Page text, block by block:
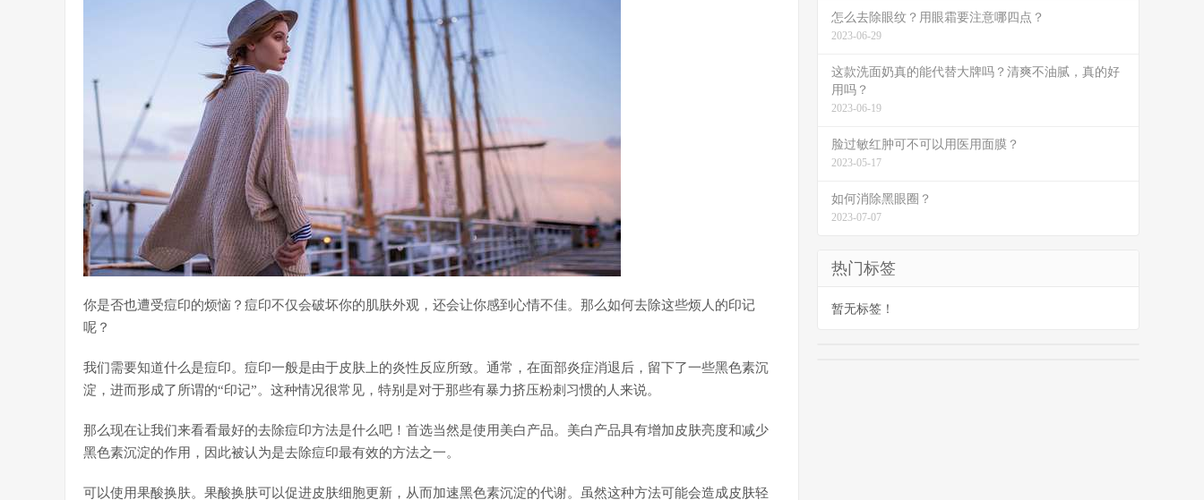
你是否也遭受痘印的烦恼？痘印不仅会破坏你的肌肤外观，还会让你感到心情不佳。那么如何去除这些烦人的印记
呢？
我们需要知道什么是痘印。痘印一般是由于皮肤上的炎性反应所致。通常，在面部炎症消退后，留下了一些黑色素沉
淀，进而形成了所谓的“印记”。这种情况很常见，特别是对于那些有暴力挤压粉刺习惯的人来说。
那么现在让我们来看看最好的去除痘印方法是什么吧！首选当然是使用美白产品。美白产品具有增加皮肤亮度和减少
黑色素沉淀的作用，因此被认为是去除痘印最有效的方法之一。
可以使用果酸换肤。果酸换肤可以促进皮肤细胞更新，从而加速黑色素沉淀的代谢。虽然这种方法可能会造成皮肤轻
怎么去除眼纹？用眼霜要注意哪四点？
2023-06-29
这款洗面奶真的能代替大牌吗？清爽不油腻，真的好
用吗？
2023-06-19
脸过敏红肿可不可以用医用面膜？
2023-05-17
如何消除黑眼圈？
2023-07-07
热门标签
暂无标签！